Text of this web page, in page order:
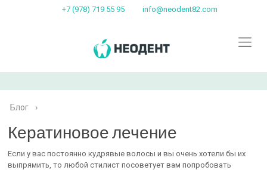
+7 (978) 719 55 95 info@neodent82.com
Блог ›
Кератиновое лечение
Если у вас постоянно кудрявые волосы и вы очень хотели бы их
выпрямить, то любой стилист посоветует вам попробовать